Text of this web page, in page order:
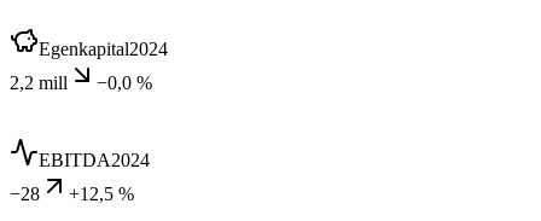
Egenkapital2024
2,2 mill
−0,0 %
EBITDA2024
−28
+12,5 %